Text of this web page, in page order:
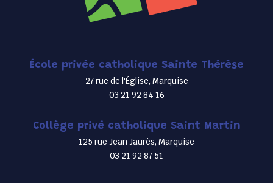
École privée catholique Sainte Thérèse
27 rue de l'Église, Marquise
03 21 92 84 16
Collège privé catholique Saint Martin
125 rue Jean Jaurès, Marquise
03 21 92 87 51